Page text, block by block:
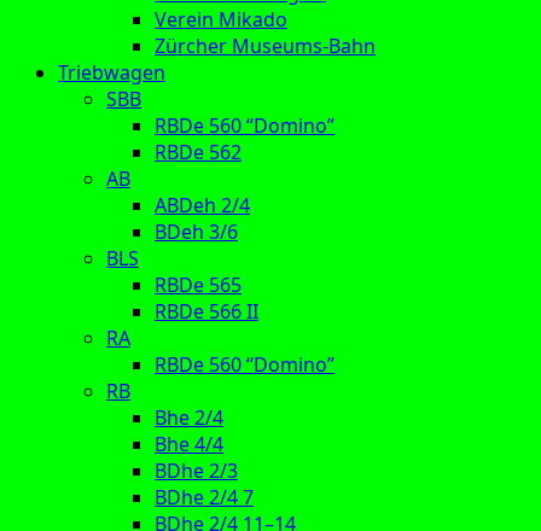
Verein Mikado
Zürcher Museums-Bahn
Triebwagen
SBB
RBDe 560 “Domino”
RBDe 562
AB
ABDeh 2/4
BDeh 3/6
BLS
RBDe 565
RBDe 566 II
RA
RBDe 560 “Domino”
RB
Bhe 2/4
Bhe 4/4
BDhe 2/3
BDhe 2/4 7
BDhe 2/4 11–14